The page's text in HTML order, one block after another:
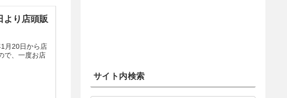
より店頭販
月20日から店
で、一度お店
サイト内検索